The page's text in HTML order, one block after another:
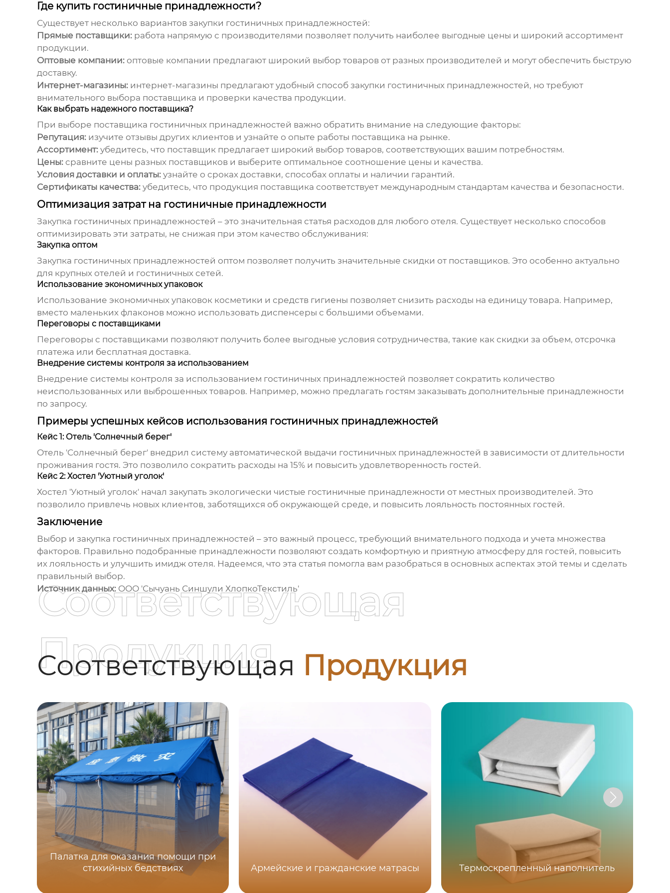
Где купить гостиничные принадлежности?
Существует несколько вариантов закупки гостиничных принадлежностей:
Прямые поставщики:работа напрямую с производителями позволяет получить наиболее выгодные цены и широкий ассортимент
продукции.
Оптовые компании:оптовые компании предлагают широкий выбор товаров от разных производителей и могут обеспечить быструю
доставку.
Интернет-магазины:интернет-магазины предлагают удобный способ закупки гостиничных принадлежностей, но требуют
внимательного выбора поставщика и проверки качества продукции.
Как выбрать надежного поставщика?
При выборе поставщика гостиничных принадлежностей важно обратить внимание на следующие факторы:
Репутация:изучите отзывы других клиентов и узнайте о опыте работы поставщика на рынке.
Ассортимент:убедитесь, что поставщик предлагает широкий выбор товаров, соответствующих вашим потребностям.
Цены:сравните цены разных поставщиков и выберите оптимальное соотношение цены и качества.
Условия доставки и оплаты:узнайте о сроках доставки, способах оплаты и наличии гарантий.
Сертификаты качества:убедитесь, что продукция поставщика соответствует международным стандартам качества и безопасности.
Оптимизация затрат на гостиничные принадлежности
Закупка гостиничных принадлежностей – это значительная статья расходов для любого отеля. Существует несколько способов
оптимизировать эти затраты, не снижая при этом качество обслуживания:
Закупка оптом
Закупка гостиничных принадлежностей оптом позволяет получить значительные скидки от поставщиков. Это особенно актуально
для крупных отелей и гостиничных сетей.
Использование экономичных упаковок
Использование экономичных упаковок косметики и средств гигиены позволяет снизить расходы на единицу товара. Например,
вместо маленьких флаконов можно использовать диспенсеры с большими объемами.
Переговоры с поставщиками
Переговоры с поставщиками позволяют получить более выгодные условия сотрудничества, такие как скидки за объем, отсрочка
платежа или бесплатная доставка.
Внедрение системы контроля за использованием
Внедрение системы контроля за использованием гостиничных принадлежностей позволяет сократить количество
неиспользованных или выброшенных товаров. Например, можно предлагать гостям заказывать дополнительные принадлежности
по запросу.
Примеры успешных кейсов использования гостиничных принадлежностей
Кейс 1: Отель 'Солнечный берег'
Отель 'Солнечный берег' внедрил систему автоматической выдачи гостиничных принадлежностей в зависимости от длительности
проживания гостя. Это позволило сократить расходы на 15% и повысить удовлетворенность гостей.
Кейс 2: Хостел 'Уютный уголок'
Хостел 'Уютный уголок' начал закупать экологически чистые гостиничные принадлежности от местных производителей. Это
позволило привлечь новых клиентов, заботящихся об окружающей среде, и повысить лояльность постоянных гостей.
Заключение
Выбор и закупка гостиничных принадлежностей – это важный процесс, требующий внимательного подхода и учета множества
факторов. Правильно подобранные принадлежности позволяют создать комфортную и приятную атмосферу для гостей, повысить
их лояльность и улучшить имидж отеля. Надеемся, что эта статья помогла вам разобраться в основных аспектах этой темы и сделать
правильный выбор.
Источник данных: ООО 'Сычуань Синшули ХлопкоТекстиль'
Соответствующая Продукция
Соответствующая
Продукция
Палатка для оказания помощи при
стихийных бедствиях
Армейские и гражданские матрасы Термоскрепленный наполнитель